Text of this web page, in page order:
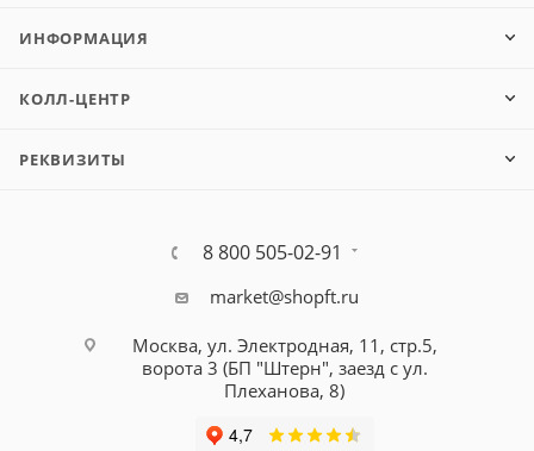
ИНФОРМАЦИЯ
КОЛЛ-ЦЕНТР
РЕКВИЗИТЫ
8 800 505-02-91
market@shopft.ru
Москва, ул. Электродная, 11, стр.5,
ворота 3 (БП "Штерн", заезд с ул.
Плеханова, 8)